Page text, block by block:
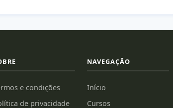
e condições
de privacidade
NAVEGAÇÃO
Início
Cursos